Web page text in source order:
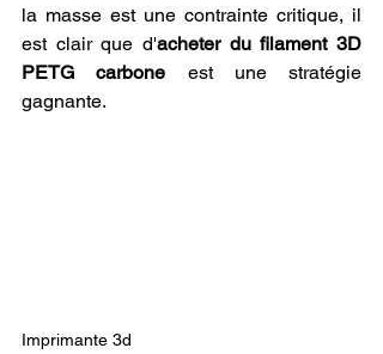
la masse est une contrainte critique, il
est clair que d'acheter du filament 3D
PETG carbone est une stratégie
gagnante.
Imprimante 3d